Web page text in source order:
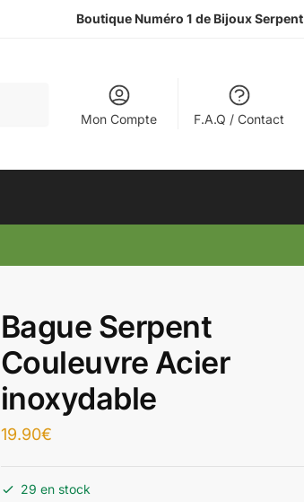
Boutique Numéro 1 de Bijoux Serpent
Mon Compte F.A.Q / Contact
Bague Serpent
Couleuvre Acier
inoxydable
19.90€
29 en stock